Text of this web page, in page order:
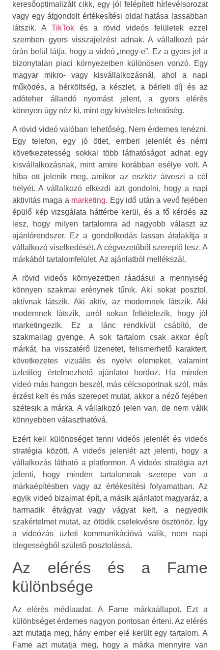
keresőoptimalizált cikk, egy jól felépített hírlevélsorozat
vagy egy átgondolt értékesítési oldal hatása lassabban
látszik. A TikTok és a rövid videós felületek ezzel
szemben gyors visszajelzést adnak. A vállalkozó pár
órán belül látja, hogy a videó „megy-e”. Ez a gyors jel a
bizonytalan piaci környezetben különösen vonzó. Egy
magyar mikro- vagy kisvállalkozásnál, ahol a napi
működés, a bérköltség, a készlet, a bérleti díj és az
adóteher állandó nyomást jelent, a gyors elérés
könnyen úgy néz ki, mint egy kivételes lehetőség.
A rövid videó valóban lehetőség. Nem érdemes lenézni.
Egy telefon, egy jó ötlet, emberi jelenlét és némi
következetesség sokkal több láthatóságot adhat egy
kisvállalkozásnak, mint amire korábban esélye volt. A
hiba ott jelenik meg, amikor az eszköz átveszi a cél
helyét. A vállalkozó elkezdi azt gondolni, hogy a napi
aktivitás maga a marketing. Egy idő után a vevő fejében
épülő kép vizsgálata háttérbe kerül, és a fő kérdés az
lesz, hogy milyen tartalomra ad nagyobb választ az
ajánlórendszer. Ez a gondolkodás lassan átalakítja a
vállalkozó viselkedését. A cégvezetőből szereplő lesz. A
márkából tartalomfelület. Az ajánlatból mellékszál.
A rövid videós környezetben ráadásul a mennyiség
könnyen szakmai erénynek tűnik. Aki sokat posztol,
aktívnak látszik. Aki aktív, az modernnek látszik. Aki
modernnek látszik, arról sokan feltételezik, hogy jól
marketingezik. Ez a lánc rendkívül csábító, de
szakmailag gyenge. A sok tartalom csak akkor épít
márkát, ha visszatérő üzenetet, felismerhető karaktert,
következetes vizuális és nyelvi elemeket, valamint
üzletileg értelmezhető ajánlatot hordoz. Ha minden
videó más hangon beszél, más célcsoportnak szól, más
érzést kelt és más szerepet mutat, akkor a néző fejében
szétesik a márka. A vállalkozó jelen van, de nem válik
könnyebben választhatóvá.
Ezért kell különbséget tenni videós jelenlét és videós
stratégia között. A videós jelenlét azt jelenti, hogy a
vállalkozás látható a platformon. A videós stratégia azt
jelenti, hogy minden tartalomnak szerepe van a
márkaépítésben vagy az értékesítési folyamatban. Az
egyik videó bizalmat épít, a másik ajánlatot magyaráz, a
harmadik étvágyat vagy vágyat kelt, a negyedik
szakértelmet mutat, az ötödik cselekvésre ösztönöz. Így
a videózás üzleti kommunikációvá válik, nem napi
idegességből születő posztolássá.
Az elérés és a Fame
különbsége
Az elérés médiaadat. A Fame márkaállapot. Ezt a
különbséget érdemes nagyon pontosan érteni. Az elérés
azt mutatja meg, hány ember elé került egy tartalom. A
Fame azt mutatja meg, hogy a márka mennyire van